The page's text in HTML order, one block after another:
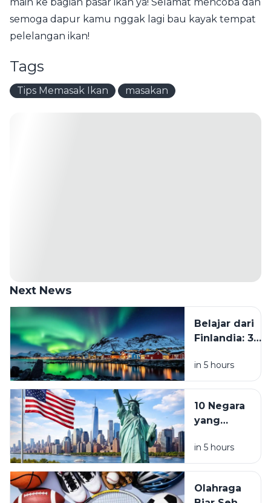
semoga dapur kamu nggak lagi bau kayak tempat
pelelangan ikan!
Tags
Tips Memasak Ikan masakan
Next News
Belajar dari
Finlandia: 3
yang Perlu
Ditinggalkan
Hidup Lebih
Tenang
in 5 hours
10 Negara
yang
Jadi
Destinasi
Traveler di
in 5 hours
Olahraga